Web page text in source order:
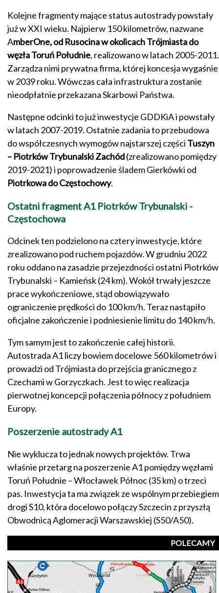
Kolejne fragmenty mające status autostrady powstały
już w XXI wieku. Najpierw 150 kilometrów, nazwane
AmberOne, od Rusocina w okolicach Trójmiasta do
węzła Toruń Południe, realizowano w latach 2005-2011.
Zarządza nimi prywatna firma, której koncesja wygaśnie
w 2039 roku. Wówczas cała infrastruktura zostanie
nieodpłatnie przekazana Skarbowi Państwa.
Następne odcinki to już inwestycje GDDKiA i powstały
w latach 2007-2019. Ostatnie zadania to przebudowa
do współczesnych wymogów najstarszej części Tuszyn
– Piotrków Trybunalski Zachód(zrealizowano pomiędzy
2019-2021) i poprowadzenie śladem Gierkówki od
Piotrkowa do Częstochowy.
Ostatni fragment A1 Piotrków Trybunalski -
Częstochowa
Odcinek ten podzielono na cztery inwestycje, które
zrealizowano pod ruchem pojazdów. W grudniu 2022
roku oddano na zasadzie przejezdności ostatni Piotrków
Trybunalski – Kamieńsk (24 km). Wokół trwały jeszcze
prace wykończeniowe, stąd obowiązywało
ograniczenie prędkości do 100 km/h. Teraz nastąpiło
oficjalne zakończenie i podniesienie limitu do 140 km/h.
Tym samym jest to zakończenie całej historii.
Autostrada A1 liczy bowiem docelowe 560 kilometrów i
prowadzi od Trójmiasta do przejścia granicznego z
Czechami w Gorzyczkach. Jest to więc realizacja
pierwotnej koncepcji połączenia północy z południem
Europy.
Poszerzenie autostrady A1
Nie wyklucza to jednak nowych projektów. Trwa
właśnie przetarg na poszerzenie A1 pomiędzy węzłami
Toruń Południe – Włocławek Północ (35 km) o trzeci
pas. Inwestycja ta ma związek ze wspólnym przebiegiem
drogi S10, która docelowo połączy Szczecin z przyszłą
Obwodnicą Aglomeracji Warszawskiej (S50/A50).
POLECAMY